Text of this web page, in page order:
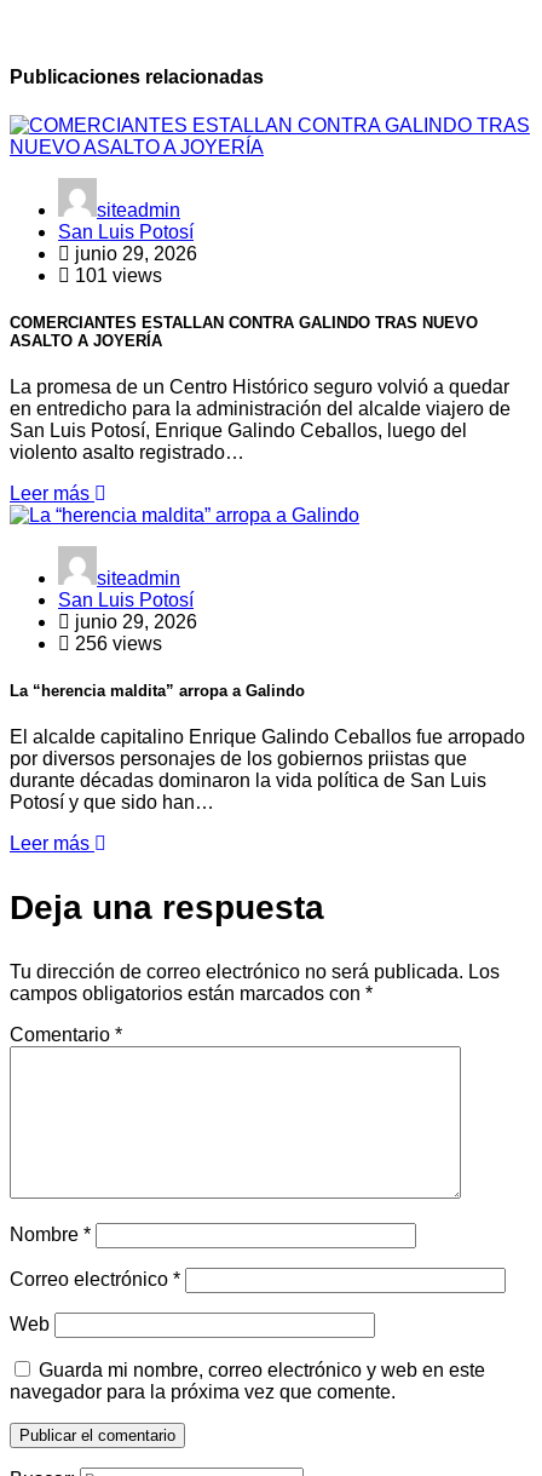
Publicaciones relacionadas
siteadmin
San Luis Potosí
junio 29, 2026
101 views
COMERCIANTES ESTALLAN CONTRA GALINDO TRAS NUEVO
ASALTO A JOYERÍA
La promesa de un Centro Histórico seguro volvió a quedar
en entredicho para la administración del alcalde viajero de
San Luis Potosí, Enrique Galindo Ceballos, luego del
violento asalto registrado…
Leer más
siteadmin
San Luis Potosí
junio 29, 2026
256 views
La “herencia maldita” arropa a Galindo
El alcalde capitalino Enrique Galindo Ceballos fue arropado
por diversos personajes de los gobiernos priistas que
durante décadas dominaron la vida política de San Luis
Potosí y que sido han…
Leer más
Deja una respuesta
Tu dirección de correo electrónico no será publicada. Los
campos obligatorios están marcados con *
Comentario *
Nombre *
Correo electrónico *
Web
Guarda mi nombre, correo electrónico y web en este
navegador para la próxima vez que comente.